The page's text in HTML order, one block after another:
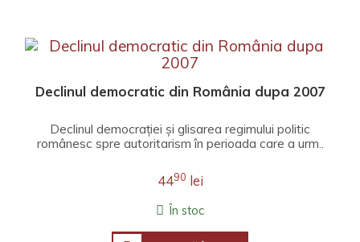
Declinul democratic din România dupa 2007
Declinul democrației și glisarea regimului politic
românesc spre autoritarism în perioada care a urm..
4490 lei
În stoc